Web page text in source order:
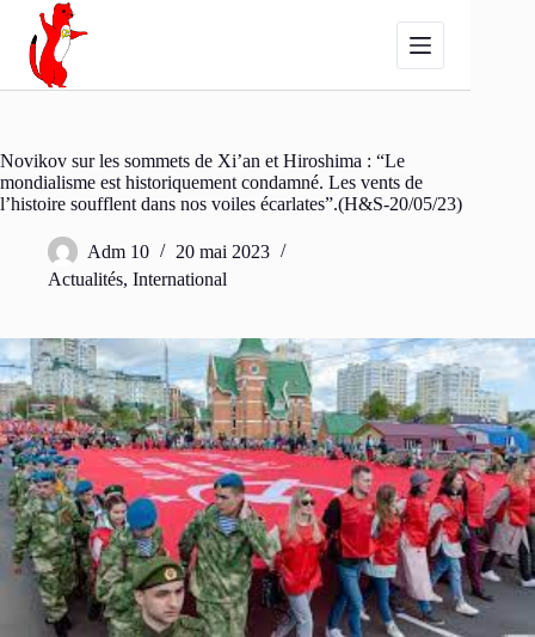
Passer
contenu
Novikov sur les sommets de Xi’an et Hiroshima : “Le
mondialisme est historiquement condamné. Les vents de
l’histoire soufflent dans nos voiles écarlates”.(H&S-20/05/23)
Adm 10
20 mai 2023
Actualités, International